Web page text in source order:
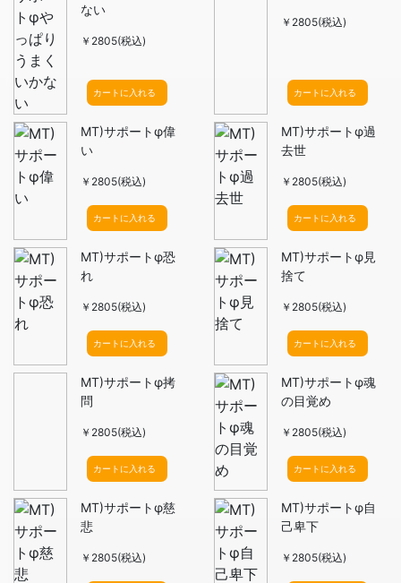
ない
￥2805(税込)
カートに入れる
￥2805(税込)
カートに入れる
MT)サポートφ偉
い
￥2805(税込)
カートに入れる
MT)サポートφ過
去世
￥2805(税込)
カートに入れる
MT)サポートφ恐
れ
￥2805(税込)
カートに入れる
MT)サポートφ見
捨て
￥2805(税込)
カートに入れる
MT)サポートφ拷
問
￥2805(税込)
カートに入れる
MT)サポートφ魂
の目覚め
￥2805(税込)
カートに入れる
MT)サポートφ慈
悲
￥2805(税込)
MT)サポートφ自
己卑下
￥2805(税込)